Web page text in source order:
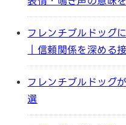
フレンチブルドッグ
｜信頼関係を深める
フレンチブルドッグ
選